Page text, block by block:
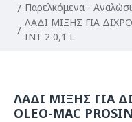
Παρελκόμενα -
ΛΑΔΙ ΜΙΞΗΣ ΓΙΑ
INT 2 0,1 L
ΛΑΔΙ ΜΙΞΗΣ ΓΙΑ
OLEO-MAC